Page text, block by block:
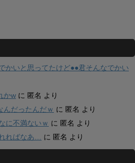
かいと思ってたけど●●君そんなでかい
かw に 匿名 より
んだったんだｗ に 匿名 より
に不満ないｗ に 匿名 より
ればなあ…
に 匿名 より